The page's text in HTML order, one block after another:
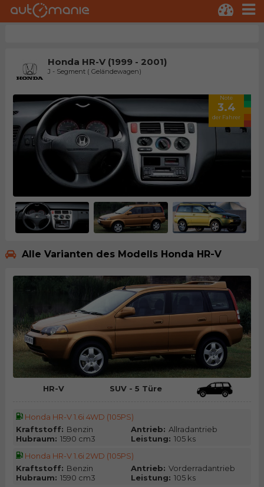
Honda HR-V (1999 - 2001)
J - Segment ( Geländewagen)
Note
3.4
der Fahrer
Alle Varianten des Modells Honda HR-V
HR-V SUV - 5 Türe
Honda HR-V 1.6i 4WD (105PS)
Kraftstoff: Benzin Antrieb: Allradantrieb
Hubraum: 1590 cm3 Leistung: 105 ks
Honda HR-V 1.6i 2WD (105PS)
Kraftstoff: Benzin Antrieb: Vorderradantrieb
Hubraum: 1590 cm3 Leistung: 105 ks